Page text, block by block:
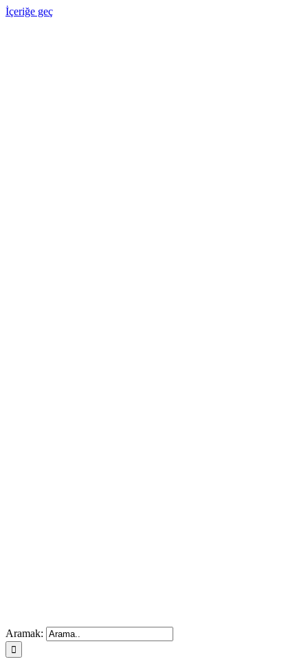
İçeriğe geç
Aramak: